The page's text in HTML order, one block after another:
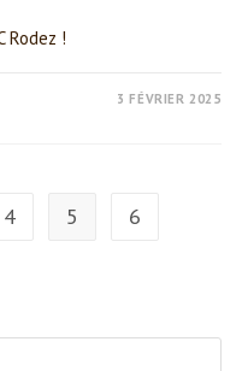
Rodez !
3 FÉVRIER 2025
4 5
6